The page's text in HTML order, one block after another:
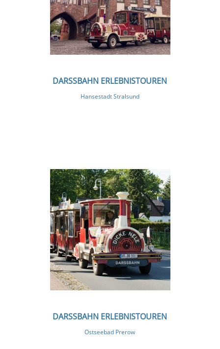
DARSSBAHN ERLEBNISTOUREN
Hansestadt Stralsund
DARSSBAHN ERLEBNISTOUREN
Ostseebad Prerow